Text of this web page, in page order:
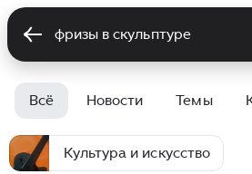
Всё Новости Темы
Культура и искусство